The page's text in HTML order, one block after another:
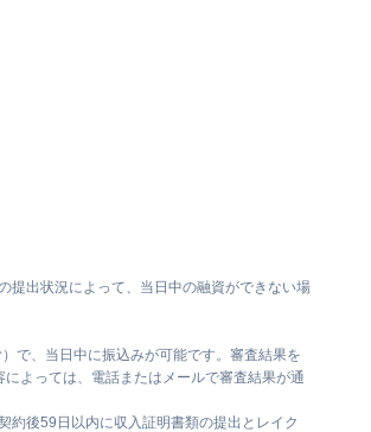
提出状況によって、当日中の融資ができない場
で、当日中に振込みが可能です。審査結果を
よっては、電話またはメールで審査結果が通
約後59日以内に収入証明書類の提出とレイク